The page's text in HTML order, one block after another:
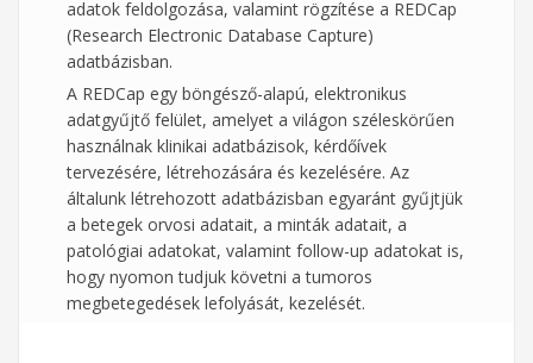
adatok feldolgozása, valamint rögzítése a REDCap
(Research Electronic Database Capture)
adatbázisban.
A REDCap egy böngésző-alapú, elektronikus
adatgyűjtő felület, amelyet a világon széleskörűen
használnak klinikai adatbázisok, kérdőívek
tervezésére, létrehozására és kezelésére. Az
általunk létrehozott adatbázisban egyaránt gyűjtjük
a betegek orvosi adatait, a minták adatait, a
patológiai adatokat, valamint follow-up adatokat is,
hogy nyomon tudjuk követni a tumoros
megbetegedések lefolyását, kezelését.